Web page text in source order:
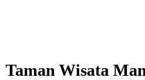
Taman Wisata